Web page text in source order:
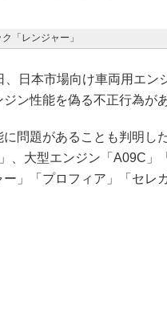
「レンジャー」
日本市場向け車両用エン
ン性能を偽る不正行為が
問題があることも判明し
、大型エンジン「A09C
」「プロフィア」「セレ